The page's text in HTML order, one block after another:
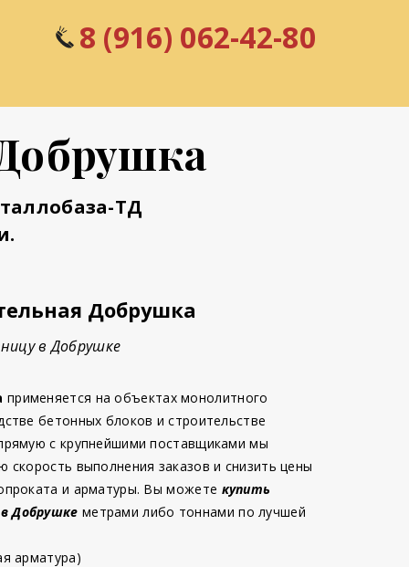
8 (916) 062-42-80
ТД
Добрушка
в Добрушке
применяется на объектах монолитного
бетонных блоков и строительстве
с крупнейшими поставщиками мы
скорость выполнения заказов и снизить цены
и арматуры. Вы можете купить
Добрушке метрами либо тоннами по лучшей
арматура)